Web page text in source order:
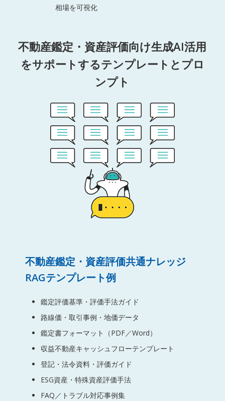
相場を可視化
不動産鑑定・資産評価向け生成AI活用
をサポートするテンプレートとプロ
ンプト
不動産鑑定・資産評価共通ナレッジ
RAGテンプレート例
鑑定評価基準・評価手法ガイド
路線価・取引事例・地価データ
鑑定書フォーマット（PDF／Word）
収益不動産キャッシュフローテンプレート
登記・法令資料・評価ガイド
ESG資産・特殊資産評価手法
FAQ／トラブル対応事例集